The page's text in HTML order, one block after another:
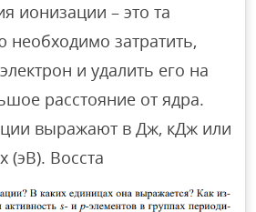
ионизации – это та
необходимо затратить,
и удалить его на
расстояние от ядра.
выражают в Дж, кДж или
(эВ). Восста